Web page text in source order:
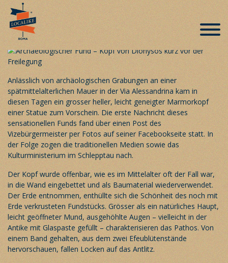
Überraschender Fund bei den
Kaiserforen in Rom
Veröffentlicht am 25. Mai 2019
Anlässlich von archäologischen Grabungen an einer
spätmittelalterlichen Mauer in der Via Alessandrina kam in
diesen Tagen ein grosser heller, leicht geneigter Marmorkopf
einer Statue zum Vorschein. Die erste Nachricht dieses
sensationellen Funds fand über einen Post des
Vizebürgermeister per Fotos auf seiner Facebookseite statt. In
der Folge zogen die traditionellen Medien sowie das
Kulturministerium im Schlepptau nach.
Der Kopf wurde offenbar, wie es im Mittelalter oft der Fall war,
in die Wand eingebettet und als Baumaterial wiederverwendet.
Der Erde entnommen, enthüllte sich die Schönheit des noch mit
Erde verkrusteten Fundstücks. Grösser als ein natürliches Haupt,
leicht geöffneter Mund, ausgehöhlte Augen – vielleicht in der
Antike mit Glaspaste gefüllt – charakterisieren das Pathos. Von
einem Band gehalten, aus dem zwei Efeublütenstände
hervorschauen, fallen Locken auf das Antlitz.